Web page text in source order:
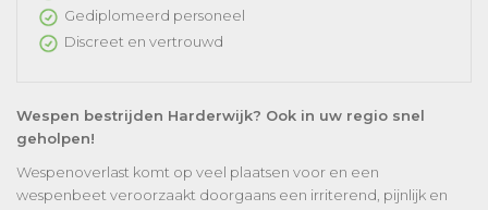
Gediplomeerd personeel
Discreet en vertrouwd
Wespen bestrijden Harderwijk? Ook in uw regio snel
geholpen!
Wespenoverlast komt op veel plaatsen voor en een
wespenbeet veroorzaakt doorgaans een irriterend, pijnlijk en